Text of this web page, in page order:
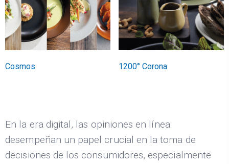
Cosmos 1200° Corona
En la era digital, las opiniones en línea
desempeñan un papel crucial en la toma de
decisiones de los consumidores, especialmente